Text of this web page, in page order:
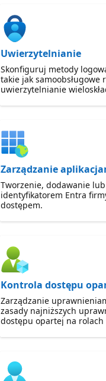
Uwierzytelnianie
Skonfiguruj metody
takie jak samoobsługowe
uwierzytelnianie
Zarządzanie
Tworzenie, dodawanie
identyfikatorem Entra
dostępem.
Kontrola dostępu
Zarządzanie
zasady najniższych
dostępu opartej na